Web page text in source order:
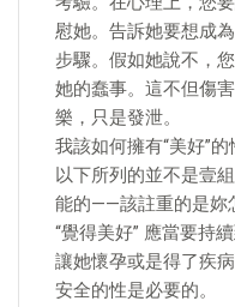
慰她。告訴她要想成
步驟。假如她說不，
她的蠢事。這不但傷
樂，只是發泄。
我該如何擁有“美好”的
以下所列的並不是壹
能的——該註重的是妳
“覺得美好” 應當要持
讓她懷孕或是得了疾
安全的性是必要的。